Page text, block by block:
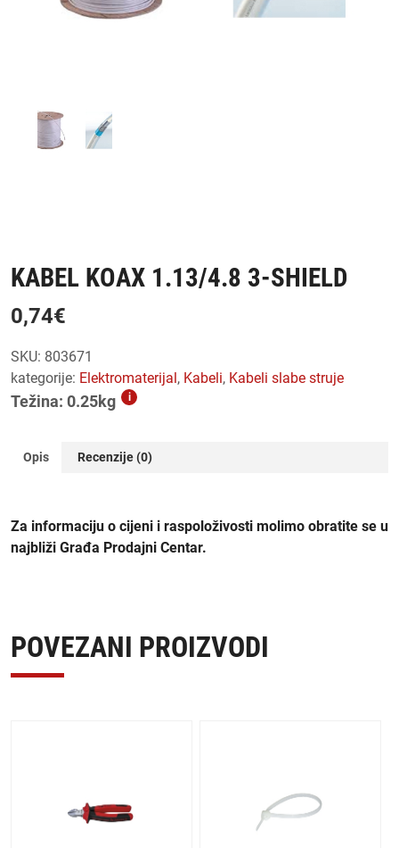
KABEL KOAX 1.13/4.8 3-SHIELD
0,74€
SKU: 803671
kategorije:
elektromaterijal, kabeli, kabeli slabe struje
Težina: 0.25kg i
Opis Recenzije (0)
Za informaciju o cijeni i raspoloživosti molimo obratite se u
najbliži Građa Prodajni Centar.
POVEZANI PROIZVODI